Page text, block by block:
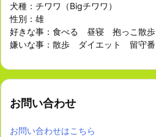
犬種：チワワ（Bigチワワ）
性別：雄
好きな事：食べる 昼寝 抱っこ散歩
嫌いな事：散歩 ダイエット 留守番
お問い合わせ
お問い合わせはこちら